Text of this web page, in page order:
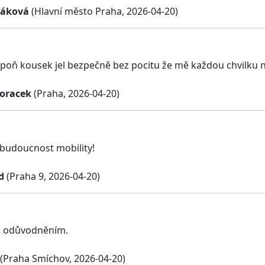
(Hlavní město Praha, 2026-04-20)
kousek jel bezpečně bez pocitu že mě každou chvilku
(Praha, 2026-04-20)
mobility!
(Praha 9, 2026-04-20)
odůvodněním.
Smíchov, 2026-04-20)